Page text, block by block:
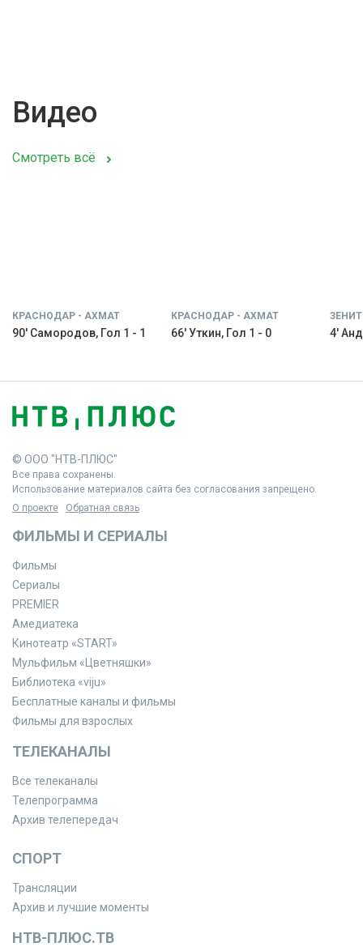
Видео
Смотреть всё
КРАСНОДАР - АХМАТ
90' Самородов, Гол 1 - 1
КРАСНОДАР - АХМАТ
66' Уткин, Гол 1 - 0 4'
© ООО "НТВ-ПЛЮС"
Все права сохранены.
Использование материалов сайта без согласования запрещено.
О проекте
Обратная связь
ФИЛЬМЫ И СЕРИАЛЫ
Фильмы
Сериалы
PREMIER
Амедиатека
Кинотеатр «START»
Мульфильм «Цветняшки»
Библиотека «viju»
Бесплатные каналы и фильмы
Фильмы для взрослых
ТЕЛЕКАНАЛЫ
Все телеканалы
Телепрограмма
Архив телепередач
СПОРТ
Трансляции
Архив и лучшие моменты
НТВ-ПЛЮС.ТВ